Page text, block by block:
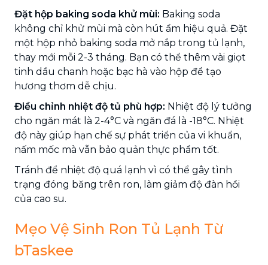
Đặt hộp baking soda khử mùi: Baking soda
không chỉ khử mùi mà còn hút ẩm hiệu quả. Đặt
một hộp nhỏ baking soda mở nắp trong tủ lạnh,
thay mới mỗi 2-3 tháng. Bạn có thể thêm vài giọt
tinh dầu chanh hoặc bạc hà vào hộp để tạo
hương thơm dễ chịu.
Điều chỉnh nhiệt độ tủ phù hợp: Nhiệt độ lý tưởng
cho ngăn mát là 2-4°C và ngăn đá là -18°C. Nhiệt
độ này giúp hạn chế sự phát triển của vi khuẩn,
nấm mốc mà vẫn bảo quản thực phẩm tốt.
Tránh để nhiệt độ quá lạnh vì có thể gây tình
trạng đóng băng trên ron, làm giảm độ đàn hồi
của cao su.
Mẹo Vệ Sinh Ron Tủ Lạnh Từ
bTaskee